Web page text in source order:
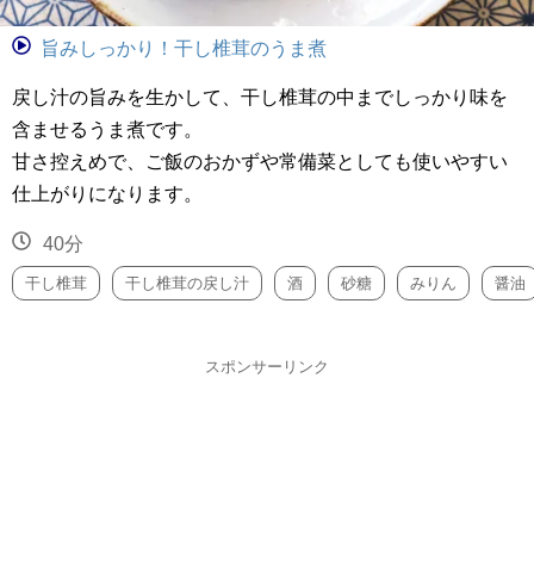
旨みしっかり！干し椎茸のうま煮
戻し汁の旨みを生かして、干し椎茸の中までしっかり味を
含ませるうま煮です。
甘さ控えめで、ご飯のおかずや常備菜としても使いやすい
仕上がりになります。
40分
干し椎茸 干し椎茸の戻し汁 酒 砂糖 みりん 醤油
スポンサーリンク